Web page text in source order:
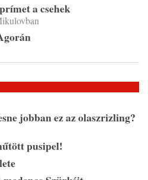
a csehek
jobban ez az olaszrizling?
pusipel!